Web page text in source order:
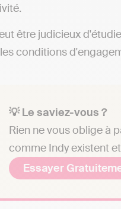
être judicieux
conditions
💡 Le saviez-vous ?
Rien ne vous oblige à
comme Indy existent
Essayer